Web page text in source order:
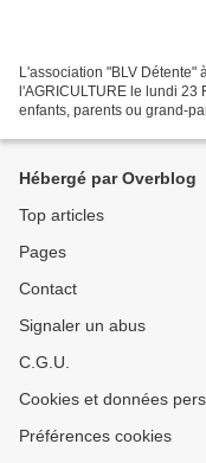
L'association "BLV Détente"
l'AGRICULTURE le lundi 23
enfants, parents ou grand-
Hébergé par Overblog
Top articles
Pages
Contact
Signaler un abus
C.G.U.
Cookies et données
Préférences cookies